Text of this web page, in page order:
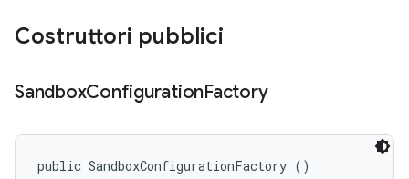
Costruttori pubblici
SandboxConfigurationFactory
public SandboxConfigurationFactory ()